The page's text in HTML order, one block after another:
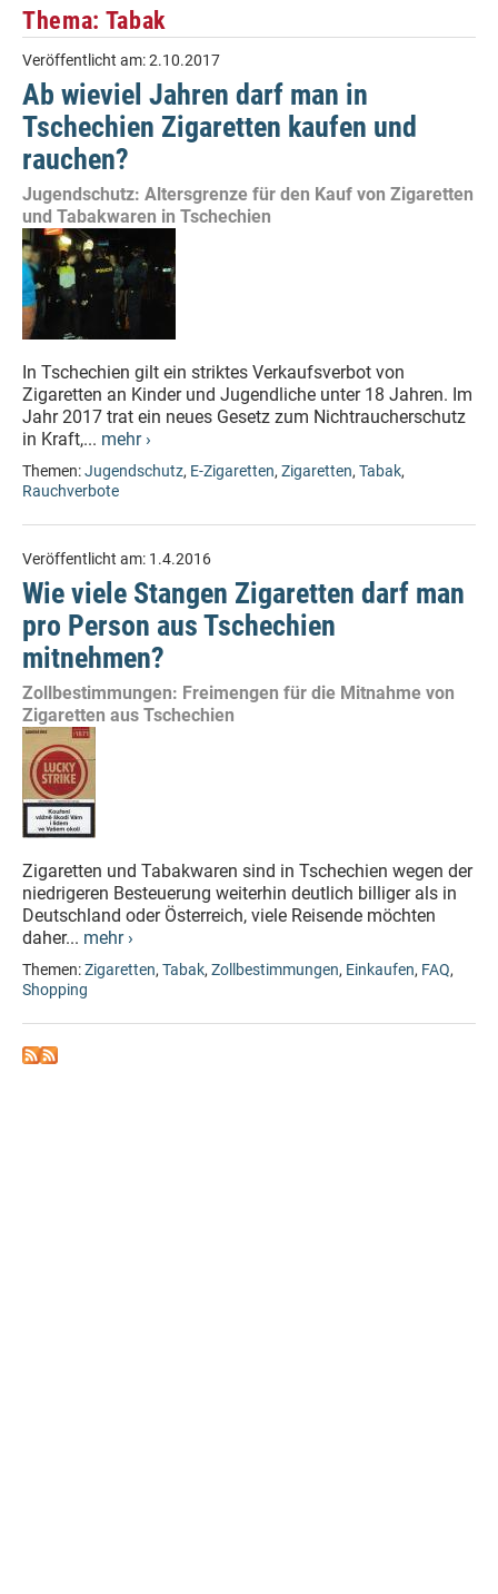
Thema: Tabak
Veröffentlicht am:2.10.2017
Ab wieviel Jahren darf man in
Tschechien Zigaretten kaufen und
rauchen?
Jugendschutz: Altersgrenze für den Kauf von Zigaretten
und Tabakwaren in Tschechien
In Tschechien gilt ein striktes Verkaufsverbot von
Zigaretten an Kinder und Jugendliche unter 18 Jahren. Im
Jahr 2017 trat ein neues Gesetz zum Nichtraucherschutz
in Kraft,... mehr ›
Themen:Jugendschutz, E-Zigaretten, Zigaretten, Tabak,
Rauchverbote
Veröffentlicht am: 1.4.2016
Wie viele Stangen Zigaretten darf man
pro Person aus Tschechien
mitnehmen?
Zollbestimmungen: Freimengen für die Mitnahme von
Zigaretten aus Tschechien
Zigaretten und Tabakwaren sind in Tschechien wegen der
niedrigeren Besteuerung weiterhin deutlich billiger als in
Deutschland oder Österreich, viele Reisende möchten
daher... mehr ›
Themen:Zigaretten, Tabak, Zollbestimmungen, Einkaufen, FAQ,
Shopping